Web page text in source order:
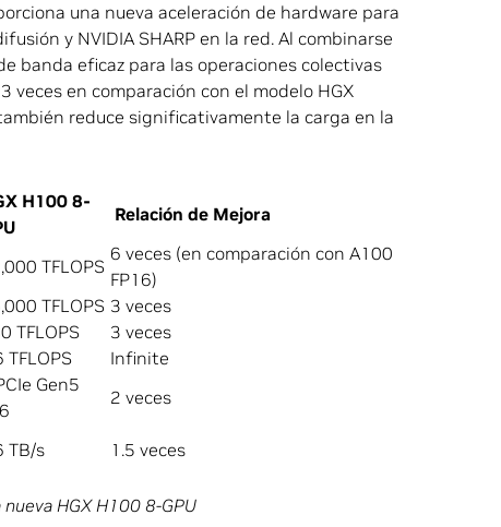
una nueva aceleración de hardware para
y NVIDIA SHARP en la red. Al combinarse
banda eficaz para las operaciones colectivas
veces en comparación con el modelo HGX
reduce significativamente la carga en la
H100 8-
Relación de Mejora
TFLOPS
6 veces (en comparación con A100
FP16)
TFLOPS 3 veces
TFLOPS
3 veces
TFLOPS
Infinite
Gen5
2 veces
TB/s 1.5 veces
HGX H100 8-GPU